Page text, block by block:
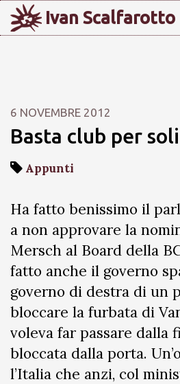
Ivan Scalfarotto
6 NOVEMBRE 2012
Basta club per
Appunti
Ha fatto benissimo il
a non approvare la
Mersch al Board della
fatto anche il governo
governo di destra di un
bloccare la furbata di
voleva far passare dalla
bloccata dalla porta.
l’Italia che anzi, col